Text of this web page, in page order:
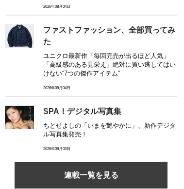
2026年08月04日
ファストファッション、全部買ってみ
た
ユニクロ最新作「毎回完売が出るほど人気」
「高級感のある見栄え」絶対に買い逃してはい
けない“7つの傑作アイテム”
2026年08月04日
SPA！デジタル写真集
ちとせよしの「いまを艶やかに」、新作デジタ
ル写真集発売！
2026年08月03日
連載一覧を見る